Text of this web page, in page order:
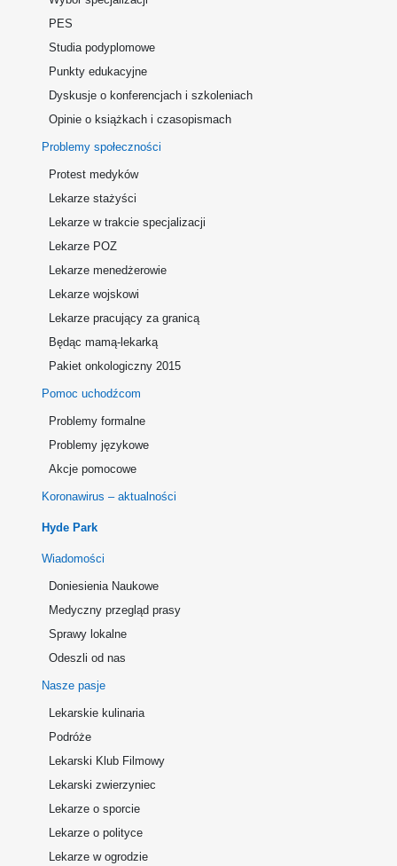
PES
Studia podyplomowe
Punkty edukacyjne
Dyskusje o konferencjach i szkoleniach
Opinie o książkach i czasopismach
Problemy społeczności
Protest medyków
Lekarze stażyści
Lekarze w trakcie specjalizacji
Lekarze POZ
Lekarze menedżerowie
Lekarze wojskowi
Lekarze pracujący za granicą
Będąc mamą-lekarką
Pakiet onkologiczny 2015
Pomoc uchodźcom
Problemy formalne
Problemy językowe
Akcje pomocowe
Koronawirus – aktualności
Hyde Park
Wiadomości
Doniesienia Naukowe
Medyczny przegląd prasy
Sprawy lokalne
Odeszli od nas
Nasze pasje
Lekarskie kulinaria
Podróże
Lekarski Klub Filmowy
Lekarski zwierzyniec
Lekarze o sporcie
Lekarze o polityce
Lekarze w ogrodzie